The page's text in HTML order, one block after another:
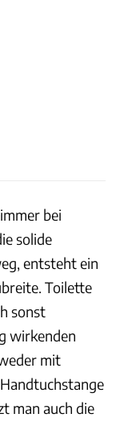
bei
solide
entsteht ein
Toilette
sonst
wirkenden
mit
man auch die